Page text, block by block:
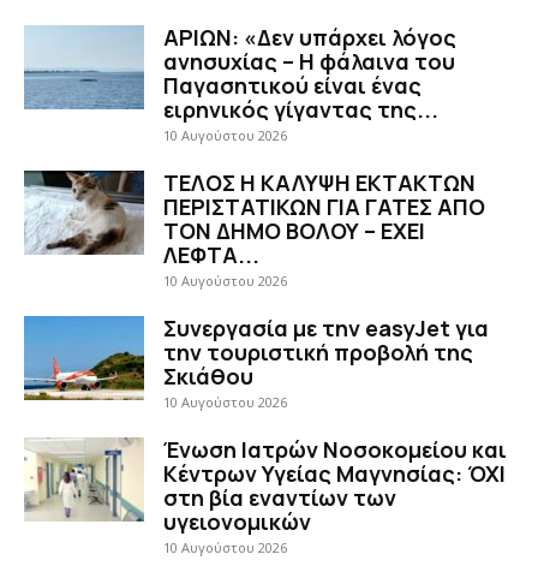
ΑΡΙΩΝ: «Δεν υπάρχει λόγος
ανησυχίας – Η φάλαινα του
Παγασητικού είναι ένας
ειρηνικός γίγαντας της...
10 Αυγούστου 2026
ΤΕΛΟΣ Η ΚΑΛΥΨΗ ΕΚΤΑΚΤΩΝ
ΠΕΡΙΣΤΑΤΙΚΩΝ ΓΙΑ ΓΑΤΕΣ ΑΠΟ
ΤΟΝ ΔΗΜΟ ΒΟΛΟΥ – ΕΧΕΙ
ΛΕΦΤΑ...
10 Αυγούστου 2026
Συνεργασία με την easyJet για
την τουριστική προβολή της
Σκιάθου
10 Αυγούστου 2026
Ένωση Ιατρών Νοσοκομείου και
Κέντρων Υγείας Μαγνησίας: ΌΧΙ
στη βία εναντίων των
υγειονομικών
10 Αυγούστου 2026